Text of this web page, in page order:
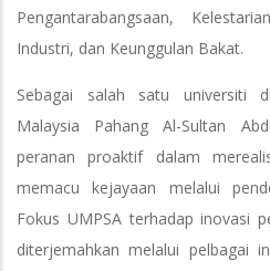
Pengantarabangsaan,
Industri, dan Keunggulan Bakat.
Sebagai salah satu universiti
Malaysia Pahang Al-Sultan
peranan proaktif dalam
memacu kejayaan melalui
Fokus UMPSA terhadap inovasi
diterjemahkan melalui pelbagai